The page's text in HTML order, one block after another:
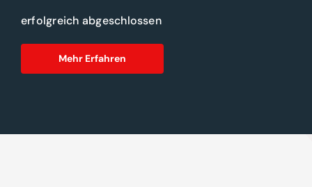
erfolgreich abgeschlossen
Mehr Erfahren